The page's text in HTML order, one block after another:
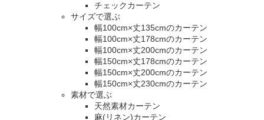
チェックカーテン
サイズで選ぶ
幅100cm×丈135cmのカーテン
幅100cm×丈178cmのカーテン
幅100cm×丈200cmのカーテン
幅150cm×丈178cmのカーテン
幅150cm×丈200cmのカーテン
幅150cm×丈230cmのカーテン
素材で選ぶ
天然素材カーテン
麻(リネン)カーテン